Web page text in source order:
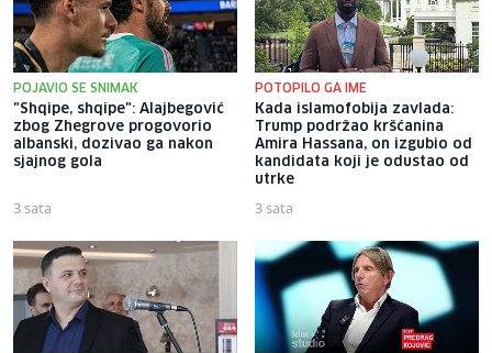
POJAVIO SE SNIMAK
"Shqipe, shqipe": Alajbegović
zbog Zhegrove progovorio
albanski, dozivao ga nakon
sjajnog gola
3 sata
POTOPILO GA IME
Kada islamofobija zavlada:
Trump podržao kršćanina
Amira Hassana, on izgubio od
kandidata koji je odustao od
utrke
3 sata